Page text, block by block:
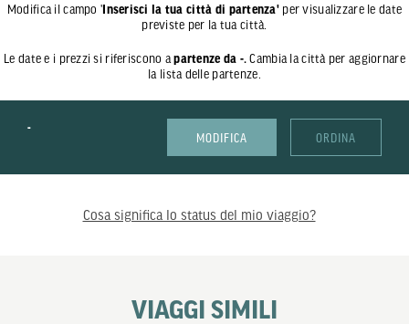
Modifica il campo ' Inserisci la tua città di partenza' per visualizzare le date
previste per la tua città.
Le date e i prezzi si riferiscono apartenze da -. Cambia la città per aggiornare
la lista delle partenze.
-
MODIFICA ORDINA
Cosa significa lo status del mio viaggio?
VIAGGI SIMILI